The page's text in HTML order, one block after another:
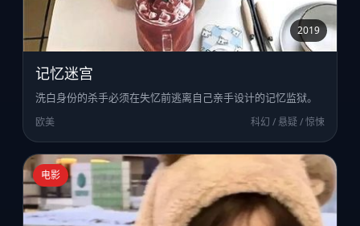
2019
记忆迷宫
洗白身份的杀手必须在失忆前逃离自己亲手设计的记忆监狱。
欧美 科幻 / 悬疑 / 惊悚
电影